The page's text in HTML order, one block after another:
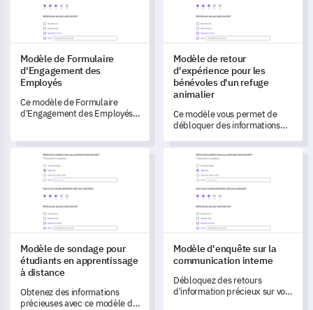
Modèle de Formulaire
d'Engagement des
Employés
Ce modèle de Formulaire
d'Engagement des Employés
niveaux de satisfaction au
travail de votre main-d'œuvre,
débloquant des informations
précieuses pour stimuler les
améliorations.
Modèle de retour
d'expérience pour les
bénévoles d'un refuge
animalier
Ce modèle vous permet de
débloquer des informations
des bénévoles dans votre
refuge animalier.
Modèle de sondage pour étudiants en apprentissage à
Modèle de sondage pour
étudiants en apprentissage
à distance
Obtenez des informations
précieuses avec ce modèle de
Modèle d'enquête sur la
Modèle d'enquête sur la
communication interne
Débloquez des retours
d'information précieux sur vos